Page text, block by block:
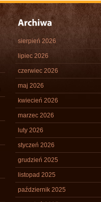
sierpień 2026
lipiec 2026
czerwiec 2026
maj 2026
kwiecień 2026
marzec 2026
luty 2026
styczeń 2026
grudzień 2025
listopad 2025
październik 2025